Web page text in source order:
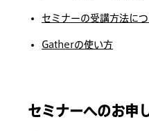
セミナーの受講方法に
Gatherの使い方
セミナーへのお申